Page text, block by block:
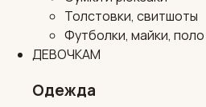
Толстовки, свитшоты
Футболки, майки, поло
ДЕВОЧКАМ
Одежда